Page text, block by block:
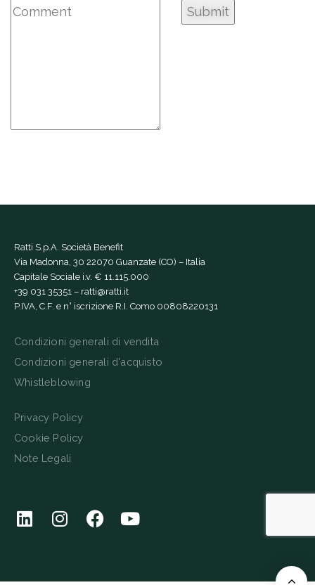
Ratti S.p.A. Società Benefit
Via Madonna, 30 22070 Guanzate (CO) – Italia
Capitale Sociale i.v. € 11.115.000
+39 031 35351 – ratti@ratti.it
P.IVA, C.F. e n° iscrizione R.I. Como 00808220131
Condizioni generali di vendita
Condizioni generali d'acquisto
Whistleblowing
Privacy Policy
Cookie Policy
Note Legali